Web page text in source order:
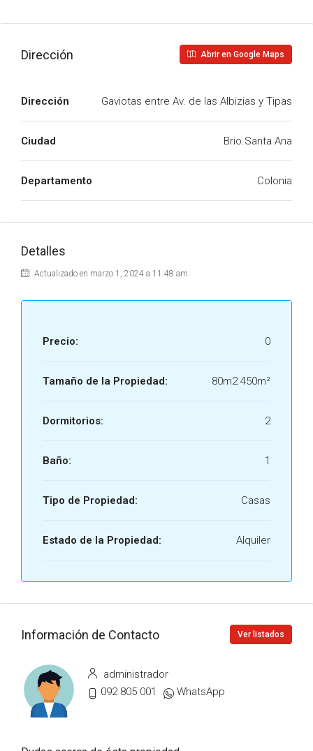
Dirección Abrir en Google Maps
Dirección Gaviotas entre Av. de las Albizias y Tipas
Ciudad Brio.Santa Ana
Departamento Colonia
Detalles
Actualizado en marzo 1, 2024 a 11:48 am
Precio: 0
Tamaño de la Propiedad: 80m2 450m²
Dormitorios: 2
Baño: 1
Tipo de Propiedad: Casas
Estado de la Propiedad: Alquiler
Información de Contacto Ver listados
administrador
092 805 001
WhatsApp